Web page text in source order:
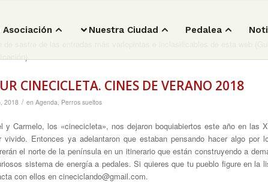
Asociación Nuestra Ciudad Pedalea
CINECICLETA. CINES DE VERANO 2018
2018 / en Agenda, Perros sueltos
y Carmelo, los «cinecicleta», nos dejaron boquiabiertos este año en
vivido. Entonces ya adelantaron que estaban pensando hacer algo
el norte de la península en un itinerario que están construyendo a
sistema de energía a pedales. Si quieres que tu pueblo figure en
con ellos en cineciclando@gmail.com.